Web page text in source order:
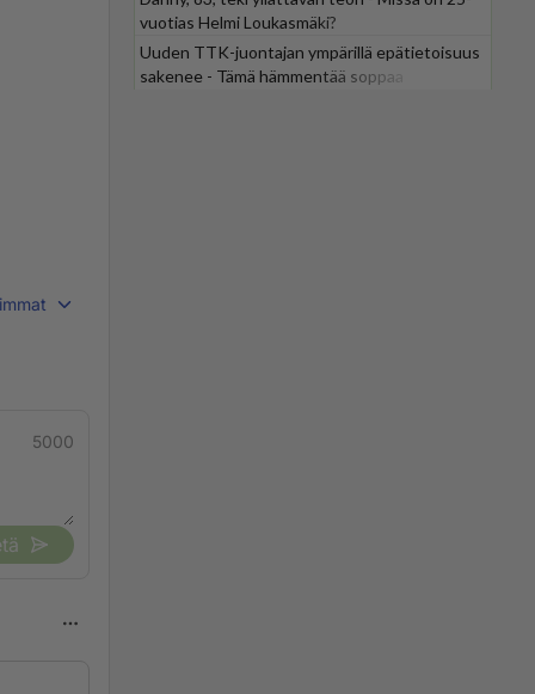
5000
vuotias Helmi Loukasmäki?
Uuden TTK-juontajan ympärillä epätietoisuus
sakenee - Tämä hämmentää soppaa